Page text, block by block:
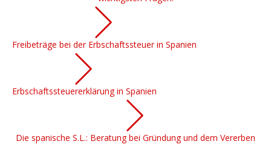
Freibeträge bei der Erbschaftssteuer in Spanien
Erbschaftssteuererklärung in Spanien
Die spanische S.L.: Beratung bei Gründung und dem Vererben